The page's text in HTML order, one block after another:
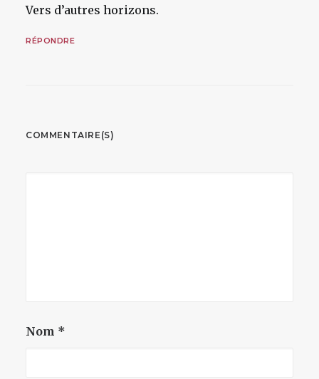
Vers d’autres horizons.
RÉPONDRE
COMMENTAIRE(S)
Nom *